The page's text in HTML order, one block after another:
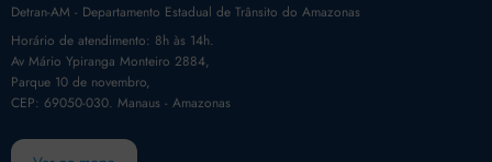
Detran-AM - Departamento Estadual de Trânsito do Amazonas
Horário de atendimento: 8h às 14h.
Av Mário Ypiranga Monteiro 2884,
Parque 10 de novembro,
CEP: 69050-030. Manaus - Amazonas